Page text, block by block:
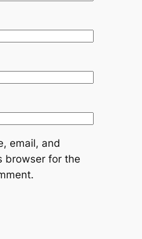
email, and
browser for the